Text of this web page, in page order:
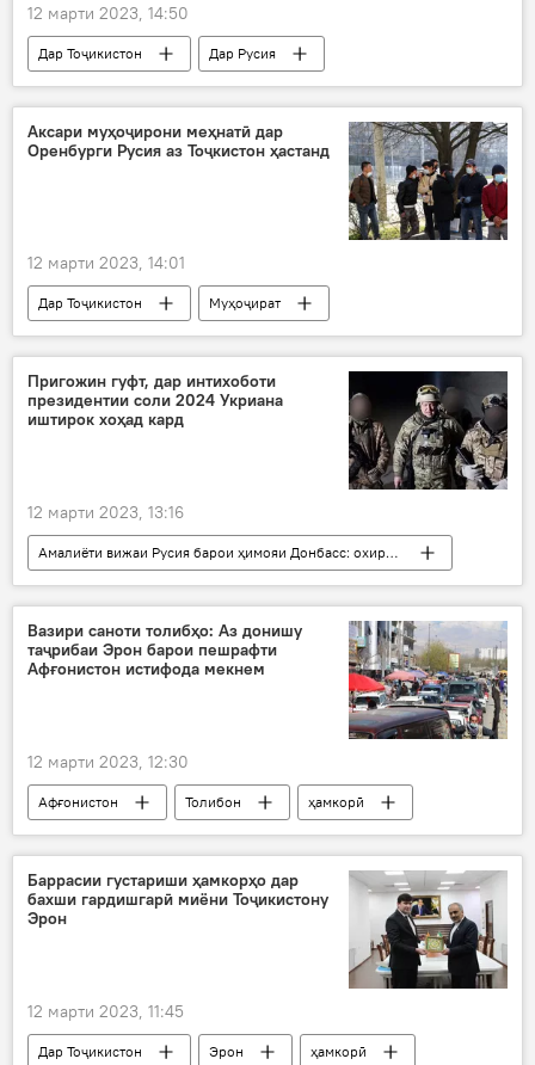
12 марти 2023, 14:50
Дар Тоҷикистон
Дар Русия
ҳамкорӣ
созишнома
содирот
Олтой
Аксари муҳоҷирони меҳнатӣ дар
Оренбурги Русия аз Тоҷкистон ҳастанд
12 марти 2023, 14:01
Дар Тоҷикистон
Муҳоҷират
Дар Русия
Оренбург бештар
Пригожин гуфт, дар интихоботи
президентии соли 2024 Укриана
иштирок хоҳад кард
12 марти 2023, 13:16
Амалиёти вижаи Русия барои ҳимояи Донбасс: охирин хабарҳо
Дар Русия
Украина
интихобот
президентӣ
Интихоботи раёсатҷумҳурӣ
Донбасс
Вазири саноти толибҳо: Аз донишу
таҷрибаи Эрон барои пешрафти
Афғонистон истифода мекнем
12 марти 2023, 12:30
Афғонистон Толибон
ҳамкорӣ
Эрон
Осиё
Иқтисод
тиҷорат
Баррасии густариши ҳамкорҳо дар
бахши гардишгарӣ миёни Тоҷикистону
Эрон
12 марти 2023, 11:45
Дар Тоҷикистон Эрон
ҳамкорӣ